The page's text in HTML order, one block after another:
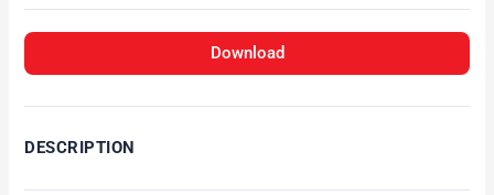
Download
DESCRIPTION